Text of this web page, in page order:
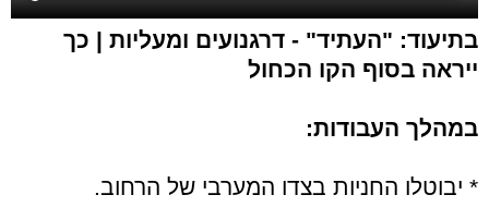
בתיעוד: "העתיד" - דרגנועים ומעליות | כך
ייראה בסוף הקו הכחול
במהלך העבודות:
* יבוטלו החניות בצדו המערבי של הרחוב.